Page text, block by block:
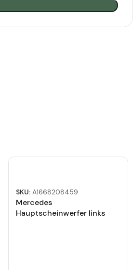
SKU: A1668208459
Mercedes
Hauptscheinwerfer links